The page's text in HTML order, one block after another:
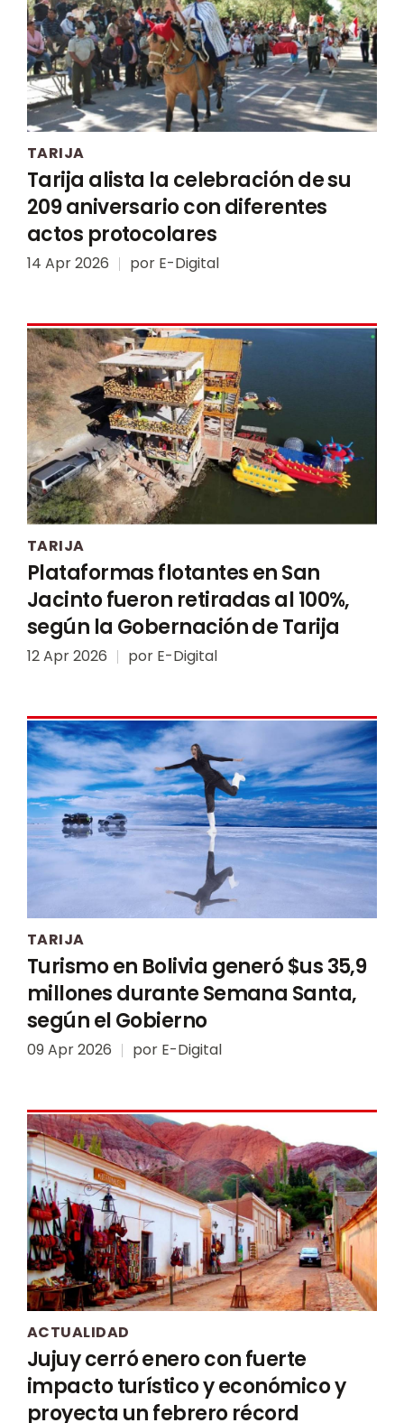
TARIJA
Tarija alista la celebración de su
209 aniversario con diferentes
actos protocolares
14 Apr 2026 por E-Digital
TARIJA
Plataformas flotantes en San
Jacinto fueron retiradas al 100%,
según la Gobernación de Tarija
12 Apr 2026 por E-Digital
TARIJA
Turismo en Bolivia generó $us 35,9
millones durante Semana Santa,
según el Gobierno
09 Apr 2026 por E-Digital
ACTUALIDAD
Jujuy cerró enero con fuerte
impacto turístico y económico y
proyecta un febrero récord